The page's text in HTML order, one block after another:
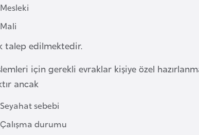
Mesleki
Mali
talep edilmektedir.
için gerekli evraklar kişiye özel
ancak
Seyahat sebebi
Çalışma durumu